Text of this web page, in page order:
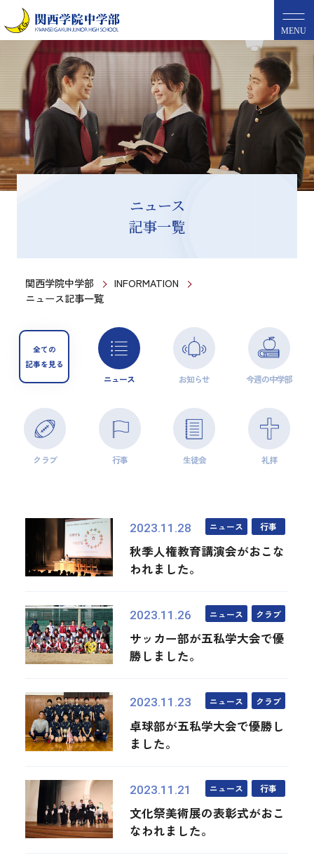
MENU
ニュース
記事一覧
関西学院中学部
INFORMATION
ニュース記事一覧
全ての
記事を見る
ニュース お知らせ 今週の中学部
クラブ 行事 生徒会 礼拝
2023.11.28 ニュース 行事
秋季人権教育講演会がおこな
われました。
2023.11.26 ニュース クラブ
サッカー部が五私学大会で優
勝しました。
2023.11.23 ニュース クラブ
卓球部が五私学大会で優勝し
ました。
2023.11.21 ニュース 行事
文化祭美術展の表彰式がおこ
なわれました。